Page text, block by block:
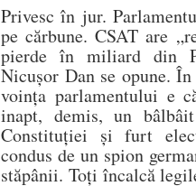
Privesc în jur.
pe cărbune. CSAT are
pierde în miliard din
Nicușor Dan se opune.
voința parlamentului e
inapt, demis, un
Constituției și furt
condus de un spion
stăpânii. Toți încalcă